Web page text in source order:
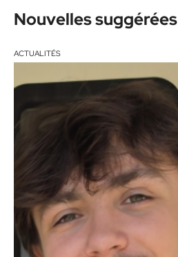
Nouvelles suggérées
ACTUALITÉS